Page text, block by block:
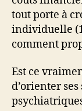
tout porte à
individuelle
comment
Est ce
d’orienter